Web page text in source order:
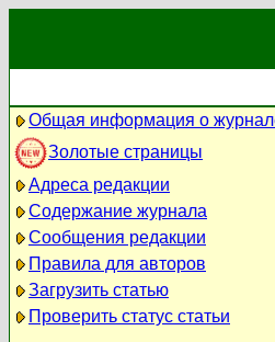
Общая информация о
Золотые страницы
Адреса редакции
Содержание журнала
Сообщения редакции
Правила для авторов
Загрузить статью
Проверить статус статьи